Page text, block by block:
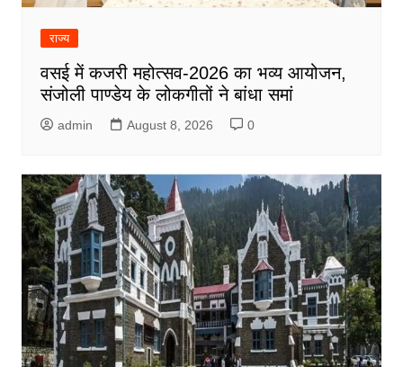
राज्य
वसई में कजरी महोत्सव-2026 का भव्य आयोजन,
संजोली पाण्डेय के लोकगीतों ने बांधा समां
admin August 8, 2026 0